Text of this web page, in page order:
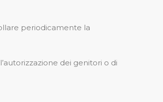
periodicamente la
dei genitori o di